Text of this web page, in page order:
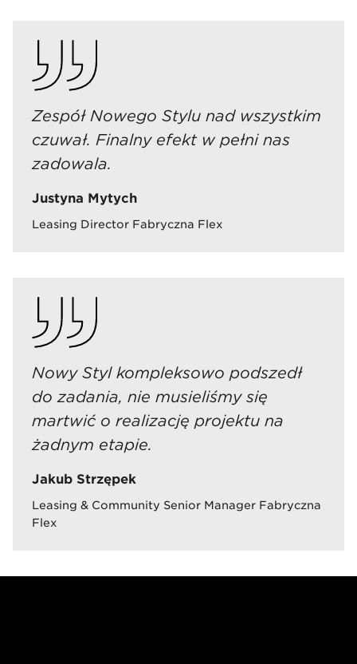
Zespół Nowego Stylu nad wszystkim
czuwał. Finalny efekt w pełni nas
zadowala.
Justyna Mytych
Leasing Director Fabryczna Flex
Nowy Styl kompleksowo podszedł
do zadania, nie musieliśmy się
martwić o realizację projektu na
żadnym etapie.
Jakub Strzępek
Leasing & Community Senior Manager Fabryczna
Flex